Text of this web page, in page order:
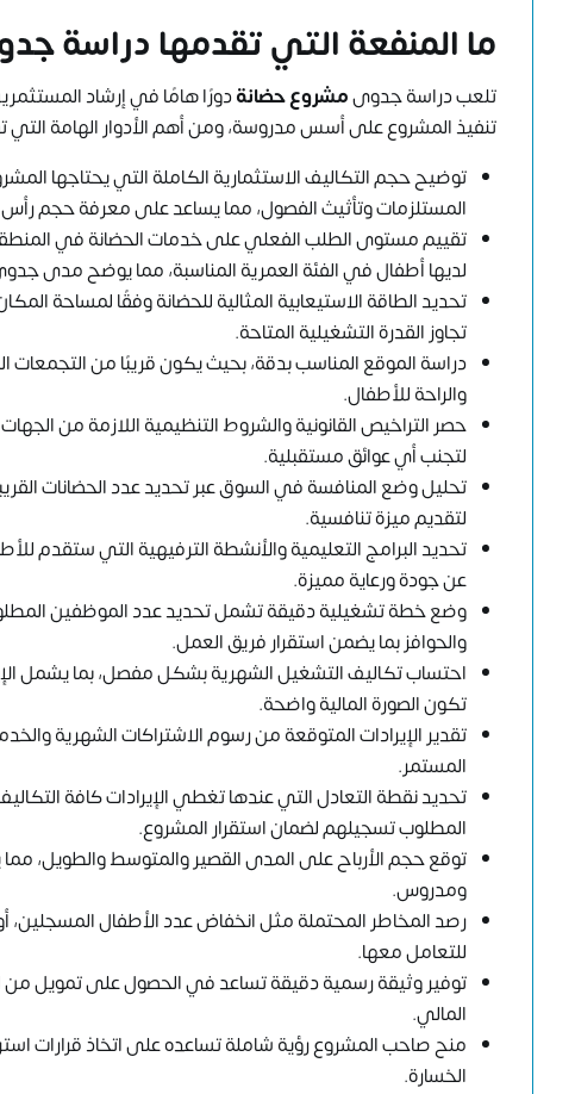
ما المنفعة التي تقدمها دراسة
تلعب دراسة جدوىمشروع حضانةدورًا هامًا في إرشاد
تنفيذ المشروع على أسس مدروسة، ومن أهم الأدوار الهامة التي
توضيح حجم التكاليف الاستثمارية الكاملة التي يحتاجها
المستلزمات وتأثيث الفصول، مما يساعد على معرفة حجم
تقييم مستوى الطلب الفعلي على خدمات الحضانة في
لديها أطفال في الفئة العمرية المناسبة، مما يوضح مدى
تحديد الطاقة الاستيعابية المثالية للحضانة وفقًا لمساحة
تجاوز القدرة التشغيلية المتاحة.
دراسة الموقع المناسب بدقة، بحيث يكون قريبًا من التجمعات
والراحة للأطفال.
حصر التراخيص القانونية والشروط التنظيمية اللازمة من
لتجنب أي عوائق مستقبلية.
تحليل وضع المنافسة في السوق عبر تحديد عدد الحضانات
لتقديم ميزة تنافسية.
تحديد البرامج التعليمية والأنشطة الترفيهية التي ستقدم
عن جودة ورعاية مميزة.
وضع خطة تشغيلية دقيقة تشمل تحديد عدد الموظفين
والحوافز بما يضمن استقرار فريق العمل.
احتساب تكاليف التشغيل الشهرية بشكل مفصل، بما يشمل
تكون الصورة المالية واضحة.
تقدير الإيرادات المتوقعة من رسوم الاشتراكات الشهرية
المستمر.
تحديد نقطة التعادل التي عندها تغطي الإيرادات كافة
المطلوب تسجيلهم لضمان استقرار المشروع.
توقع حجم الأرباح على المدى القصير والمتوسط والطويل،
ومدروس.
رصد المخاطر المحتملة مثل انخفاض عدد الأطفال المسجلين،
للتعامل معها.
توفير وثيقة رسمية دقيقة تساعد في الحصول على تمويل من
المالي.
منح صاحب المشروع رؤية شاملة تساعده على اتخاذ قرارات
الخسارة.